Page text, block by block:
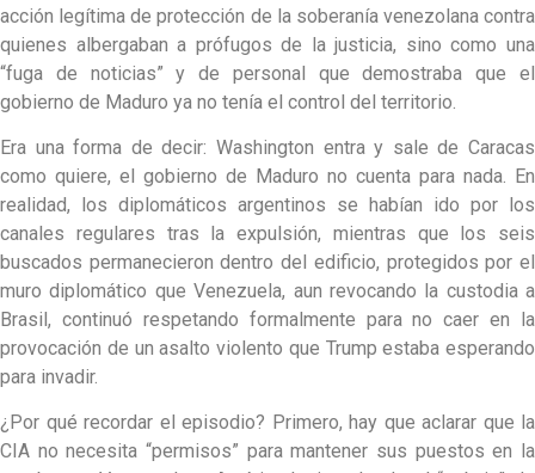
acción legítima de protección de la soberanía venezolana contra
quienes albergaban a prófugos de la justicia, sino como una
“fuga de noticias” y de personal que demostraba que el
gobierno de Maduro ya no tenía el control del territorio.
Era una forma de decir: Washington entra y sale de Caracas
como quiere, el gobierno de Maduro no cuenta para nada. En
realidad, los diplomáticos argentinos se habían ido por los
canales regulares tras la expulsión, mientras que los seis
buscados permanecieron dentro del edificio, protegidos por el
muro diplomático que Venezuela, aun revocando la custodia a
Brasil, continuó respetando formalmente para no caer en la
provocación de un asalto violento que Trump estaba esperando
para invadir.
¿Por qué recordar el episodio? Primero, hay que aclarar que la
CIA no necesita “permisos” para mantener sus puestos en la